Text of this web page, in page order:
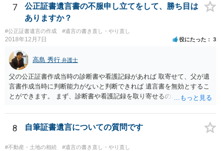
産分割調停を申し立てなければなりません。 なお、弁護士の送付状
は、通常、相続人全員分の（本件であれば４通の）「遺産分割協議
書」を作成するところ、１通だけの作成にとどめる理由が書かれてい
るものです。
7
公正証書遺言書の不服申し立てをして、勝ち目は
ありますか？
#公正証書遺言の作成 #遺言の書き直し・やり直し
2018年12月7日 役にたった 3
高島 秀行 弁護士
父の公正証書作成当時の診断書や看護記録があれば 取寄せて、父が遺
言書作成当時に判断能力がないと判断できれば 遺言書を無効とするこ
とができます。 まず、診断書や看護記録を取り寄せるのが重要となり
いと思います。
8 自筆証書遺言についての質問です
#不動産・土地の相続 #遺言の書き直し・やり直し